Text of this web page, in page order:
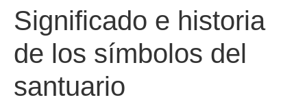
Significado e historia
de los símbolos del
santuario